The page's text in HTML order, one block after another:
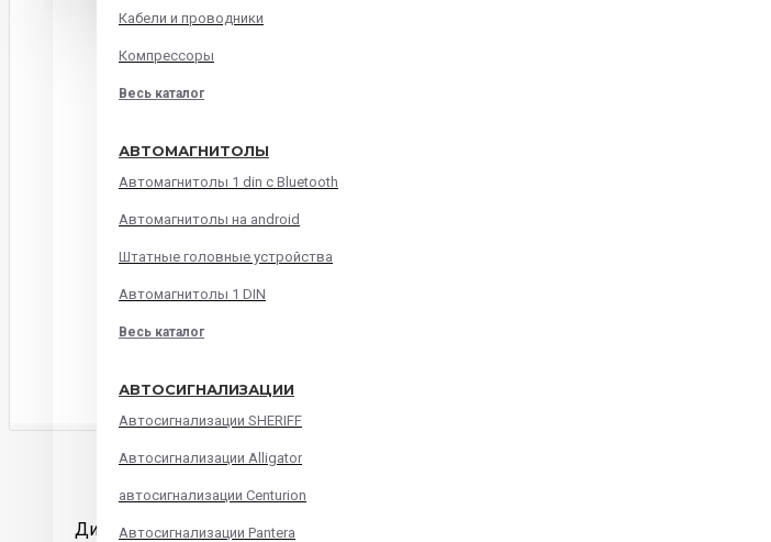
Кабели и проводники
Компрессоры
Весь каталог
АВТОМАГНИТОЛЫ
Автомагнитолы 1 din с Bluetooth
Автомагнитолы на android
Штатные головные устройства
Автомагнитолы 1 DIN
Весь каталог
АВТОСИГНАЛИЗАЦИИ
Автосигнализации SHERIFF
Автосигнализации Alligator
автосигнализации Centurion
Автосигнализации Pantera
ОПИСАНИЕ ХАРАКТЕРИСТИКИ
Дистрибьютеры FHD-120N